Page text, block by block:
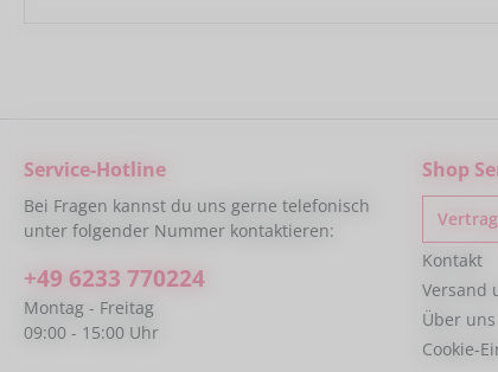
Service-Hotline
Bei Fragen kannst du uns gerne telefonisch
unter folgender Nummer kontaktieren:
+49 6233 770224
Montag - Freitag
09:00 - 15:00 Uhr
Shop
Kontakt
Versand
Über uns
Cookie-